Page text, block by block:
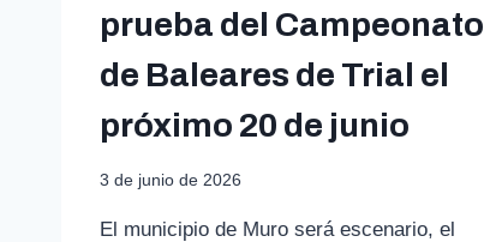
prueba del Campeonato
de Baleares de Trial el
próximo 20 de junio
3 de junio de 2026
El municipio de Muro será escenario, el